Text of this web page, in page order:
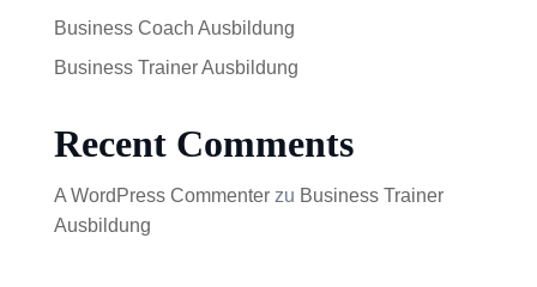
Business Coach Ausbildung
Business Trainer Ausbildung
Recent Comments
A WordPress Commenterzu Business Trainer
Ausbildung